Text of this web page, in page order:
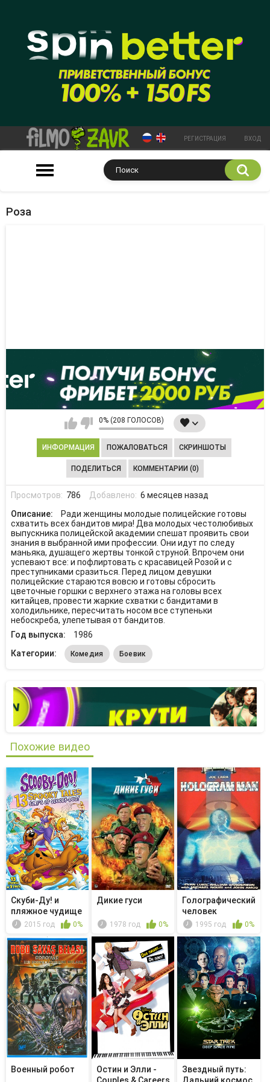
РЕГИСТРАЦИЯ ВХОД
Роза
0% (208 ГОЛОСОВ)
ИНФОРМАЦИЯ ПОЖАЛОВАТЬСЯ СКРИНШОТЫ
ПОДЕЛИТЬСЯ КОММЕНТАРИИ (0)
Просмотров: 786 Добавлено: 6 месяцев назад
Описание:
Ради женщины молодые полицейские готовы
схватить всех бандитов мира! Два молодых честолюбивых
выпускника полицейской академии спешат проявить свои
знания в выбранной ими профессии. Они идут по следу
маньяка, душащего жертвы тонкой струной. Впрочем они
успевают все: и пофлиртовать с красавицей Розой и с
преступниками сразиться. Перед лицом девушки
полицейские стараются вовсю и готовы сбросить
цветочные горшки с верхнего этажа на головы всех
китайцев, провести жаркие схватки с бандитами в
холодильнике, пересчитать носом все ступеньки
небоскреба, улепетывая от бандитов.
Год выпуска:
1986
Категории:
Комедия Боевик
Похожие видео
Скуби-Ду! и
пляжное чудище
2015 год 0%
Дикие гуси
1978 год 0%
Голографический
человек
1995 год 0%
Военный робот
Остин и Элли -
Звездный путь: